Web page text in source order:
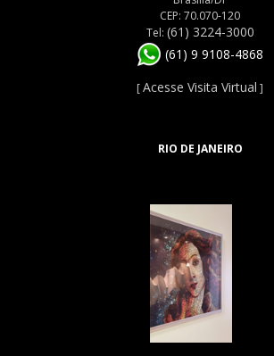
CEP: 70.070-120
Tel: (61) 3224-3000
(61) 9 9108-4868
[Acesse Visita Virtual ]
RIO DE JANEIRO